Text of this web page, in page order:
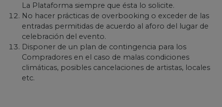
La Plataforma siempre que ésta lo solicite.
No hacer prácticas de overbooking o exceder de las
entradas permitidas de acuerdo al aforo del lugar de
celebración del evento.
Disponer de un plan de contingencia para los
Compradores en el caso de malas condiciones
climáticas, posibles cancelaciones de artistas, locales
etc.